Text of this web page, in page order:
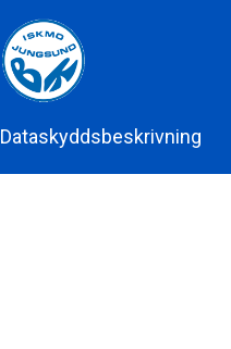
Dataskyddsbeskrivning